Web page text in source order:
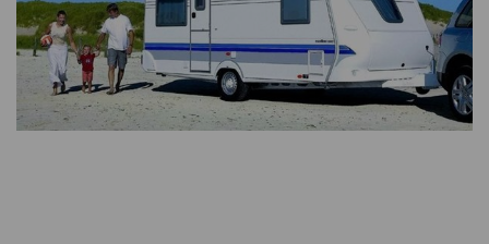
SERVIS KARAVANŮ
KONTAKT